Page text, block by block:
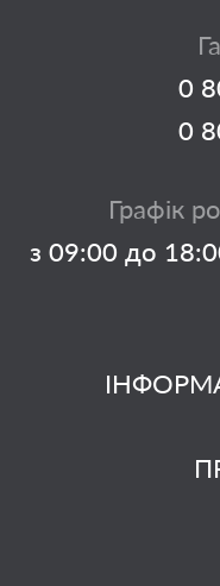
0
0
Графік
з 09:00 до